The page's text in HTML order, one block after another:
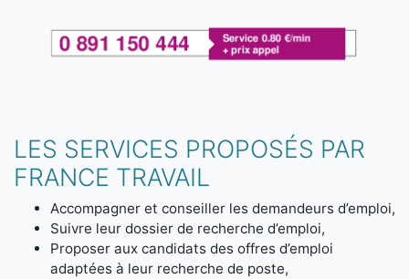
LES SERVICES PROPOSÉS PAR
FRANCE TRAVAIL
Accompagner et conseiller les demandeurs d’emploi,
Suivre leur dossier de recherche d’emploi,
Proposer aux candidats des offres d’emploi
adaptées à leur recherche de poste,